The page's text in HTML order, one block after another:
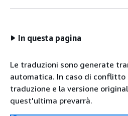
In questa pagina
Le traduzioni sono generate
automatica. In caso di
traduzione e la versione
quest'ultima prevarrà.